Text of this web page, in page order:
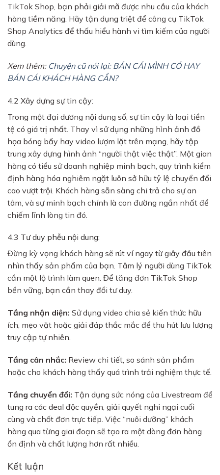
TikTok Shop, bạn phải giải mã được nhu cầu của khách
hàng tiềm năng. Hãy tận dụng triệt để công cụ TikTok
Shop Analytics để thấu hiểu hành vi tìm kiếm của người
dùng.
Xem thêm: Chuyện cũ nói lại: BÁN CÁI MÌNH CÓ HAY
BÁN CÁI KHÁCH HÀNG CẦN?
4.2 Xây dựng sự tin cậy:
Trong một đại dương nội dung số, sự tin cậy là loại tiền
tệ có giá trị nhất. Thay vì sử dụng những hình ảnh đồ
họa bóng bẩy hay video lượm lặt trên mạng, hãy tập
trung xây dựng hình ảnh “người thật việc thật”. Một gian
hàng có tiểu sử doanh nghiệp minh bạch, quy trình kiểm
định hàng hóa nghiêm ngặt luôn sở hữu tỷ lệ chuyển đổi
cao vượt trội. Khách hàng sẵn sàng chi trả cho sự an
tâm, và sự minh bạch chính là con đường ngắn nhất để
chiếm lĩnh lòng tin đó.
4.3 Tư duy phễu nội dung:
Đừng kỳ vọng khách hàng sẽ rút ví ngay từ giây đầu tiên
nhìn thấy sản phẩm của bạn. Tâm lý người dùng TikTok
cần một lộ trình làm quen. Để tăng đơn TikTok Shop
bền vững, bạn cần thay đổi tư duy.
Tầng nhận diện: Sử dụng video chia sẻ kiến thức hữu
ích, mẹo vặt hoặc giải đáp thắc mắc để thu hút lưu lượng
truy cập tự nhiên.
Tầng cân nhắc: Review chi tiết, so sánh sản phẩm
hoặc cho khách hàng thấy quá trình trải nghiệm thực tế.
Tầng chuyển đổi: Tận dụng sức nóng của Livestream để
tung ra các deal độc quyền, giải quyết nghi ngại cuối
cùng và chốt đơn trực tiếp. Việc “nuôi dưỡng” khách
hàng qua từng giai đoạn sẽ tạo ra một dòng đơn hàng
ổn định và chất lượng hơn rất nhiều.
Kết luận